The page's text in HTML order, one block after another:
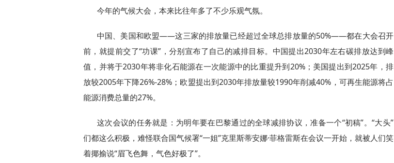
今年的气候大会，本来比往年多了不少乐观气氛。
中国、美国和欧盟——这三家的排放量已经超过全球总排放量的50%——都在大会召开
前，就提前交了“功课”，分别宣布了自己的减排目标。中国提出2030年左右碳排放达到峰
值，并将于2030年将非化石能源在一次能源中的比重提升到20%；美国提出到2025年，排
放较2005年下降26%-28%；欧盟提出到2030年排放量较1990年削减40%，可再生能源将占
能源消费总量的27%。
这次会议的任务就是：为明年要在巴黎通过的全球减排协议，准备一个“初稿”。“大头”
们都这么积极，难怪联合国气候署“一姐”克里斯蒂安娜·菲格雷斯在会议一开始，就被人们笑
着揶揄说“眉飞色舞，气色好极了”。